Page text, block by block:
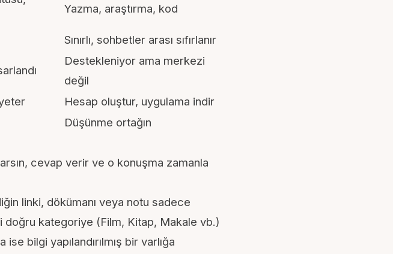
Yazma, araştırma, kod
Sınırlı, sohbetler arası sıfırlanır
Destekleniyor ama merkezi
değil
Hesap oluştur, uygulama indir
Düşünme ortağın
cevap verir ve o konuşma zamanla
linki, dökümanı veya notu sadece
kategoriye (Film, Kitap, Makale vb.)
bilgi yapılandırılmış bir varlığa